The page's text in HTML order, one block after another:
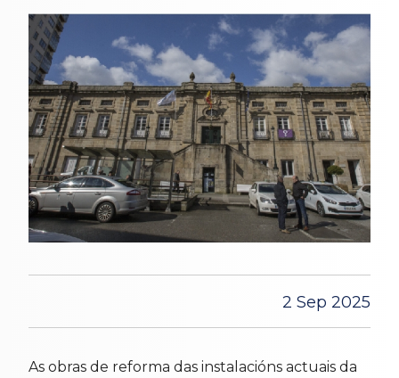
2 Sep 2025
As obras de reforma das instalacións actuais da